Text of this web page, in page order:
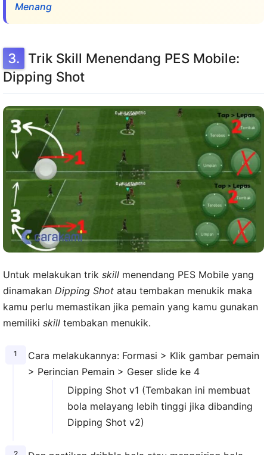
Menang
Trik Skill Menendang PES Mobile:
Dipping Shot
Untuk melakukan trik skill menendang PES Mobile yang
dinamakan Dipping Shot atau tembakan menukik maka
kamu perlu memastikan jika pemain yang kamu gunakan
memiliki skill tembakan menukik.
Cara melakukannya: Formasi > Klik gambar pemain
> Perincian Pemain > Geser slide ke 4
Dipping Shot v1 (Tembakan ini membuat
bola melayang lebih tinggi jika dibanding
Dipping Shot v2)